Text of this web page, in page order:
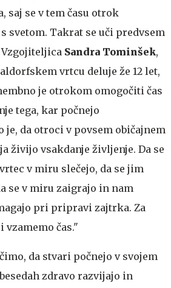
saj se v tem času otrok
svetom. Takrat se uči predvsem
Sandra Tominšek,
vrtcu deluje že 12 let,
je otrokom omogočiti čas
tega, kar počnejo
je, da otroci v povsem običajnem
živijo vsakdanje življenje. Da se
v miru slečejo, da se jim
se v miru zaigrajo in nam
pri pripravi zajtrka. Za
vzamemo čas."
da stvari počnejo v svojem
zdravo razvijajo in